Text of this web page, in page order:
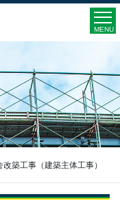
MENU
築工事（建築主体工事）